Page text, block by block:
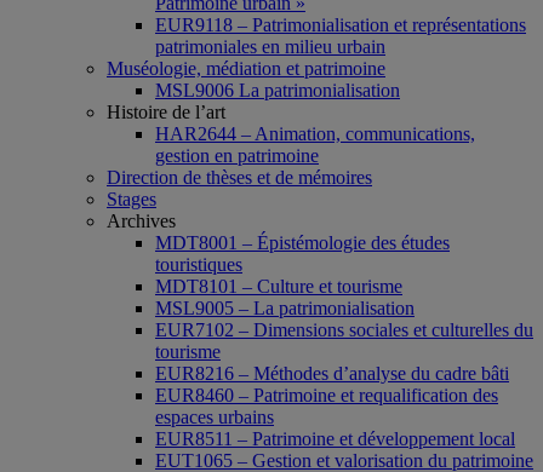
EUR9118 – Patrimonialisation et représentations
patrimoniales en milieu urbain
Muséologie, médiation et patrimoine
MSL9006 La patrimonialisation
Histoire de l’art
HAR2644 – Animation, communications,
gestion en patrimoine
Direction de thèses et de mémoires
Stages
Archives
MDT8001 – Épistémologie des études
touristiques
MDT8101 – Culture et tourisme
MSL9005 – La patrimonialisation
EUR7102 – Dimensions sociales et culturelles du
tourisme
EUR8216 – Méthodes d’analyse du cadre bâti
EUR8460 – Patrimoine et requalification des
espaces urbains
EUR8511 – Patrimoine et développement local
EUT1065 – Gestion et valorisation du patrimoine